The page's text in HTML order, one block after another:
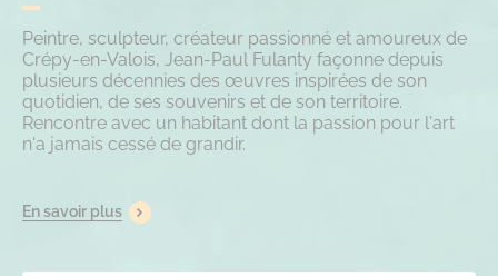
Peintre, sculpteur, créateur passionné et amoureux de
Crépy-en-Valois, Jean-Paul Fulanty façonne depuis
plusieurs décennies des œuvres inspirées de son
quotidien, de ses souvenirs et de son territoire.
Rencontre avec un habitant dont la passion pour l'art
n'a jamais cessé de grandir.
En savoir plus